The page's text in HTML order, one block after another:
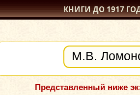
КНИГИ ДО 1917
Представленный ниже